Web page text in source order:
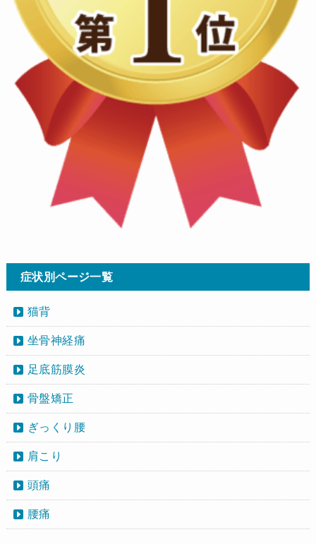
症状別ページ一覧
猫背
坐骨神経痛
足底筋膜炎
骨盤矯正
ぎっくり腰
肩こり
頭痛
腰痛